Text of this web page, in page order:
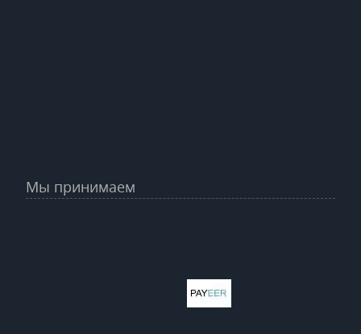
Мы принимаем